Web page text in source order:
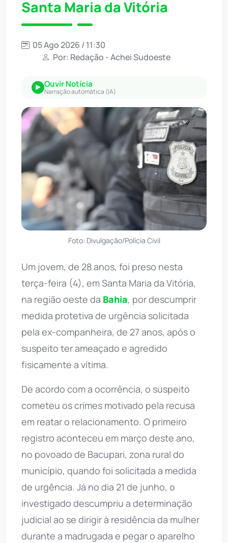
Santa Maria da Vitória
05 Ago 2026 / 11:30
Por: Redação - Achei Sudoeste
Ouvir Notícia
Narração automática (IA)
Foto: Divulgação/Polícia Civil
Um jovem, de 28 anos, foi preso nesta
terça-feira (4), em Santa Maria da Vitória,
na região oeste da Bahia, por descumprir
medida protetiva de urgência solicitada
pela ex-companheira, de 27 anos, após o
suspeito ter ameaçado e agredido
fisicamente a vítima.
De acordo com a ocorrência, o suspeito
cometeu os crimes motivado pela recusa
em reatar o relacionamento. O primeiro
registro aconteceu em março deste ano,
no povoado de Bacupari, zona rural do
município, quando foi solicitada a medida
de urgência. Já no dia 21 de junho, o
investigado descumpriu a determinação
judicial ao se dirigir à residência da mulher
durante a madrugada e pegar o aparelho